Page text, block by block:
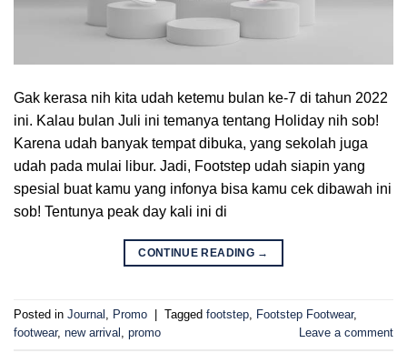
Gak kerasa nih kita udah ketemu bulan ke-7 di tahun 2022
ini. Kalau bulan Juli ini temanya tentang Holiday nih sob!
Karena udah banyak tempat dibuka, yang sekolah juga
udah pada mulai libur. Jadi, Footstep udah siapin yang
spesial buat kamu yang infonya bisa kamu cek dibawah ini
sob! Tentunya peak day kali ini di
CONTINUE READING →
Posted in Journal , Promo Tagged footstep, Footstep Footwear,
footwear, new arrival , promo Leave a comment